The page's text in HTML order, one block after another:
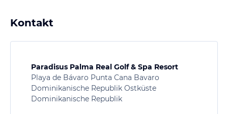
Kontakt
Paradisus Palma Real Golf & Spa Resort
Playa de Bávaro Punta Cana Bavaro
Dominikanische Republik Ostküste
Dominikanische Republik